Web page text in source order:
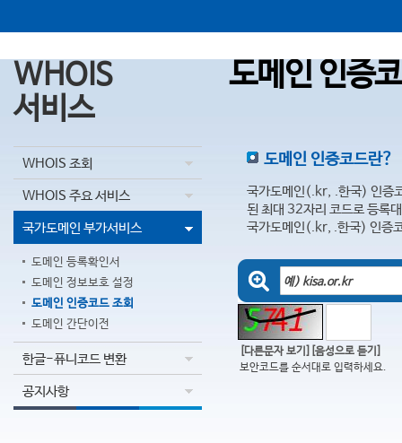
WHOIS
서비스
WHOIS 조회
WHOIS 주요 서비스
국가도메인 부가서비스
도메인 등록확인서
도메인 정보보호 설정
도메인 인증코드 조회
도메인 간단이전
한글-퓨니코드 변환
공지사항
도메인 인증
도메인 인증코드란?
국가도메인(.kr, .한국) 인증
된 최대 32자리 코드로 등록
국가도메인(.kr, .한국) 인증
[다른문자 보기] [음성으로 듣기]
보안코드를 순서대로 입력하세요.